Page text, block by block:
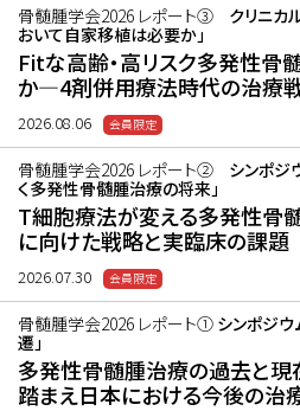
骨髄腫学会2026 レポート③
クリニカ
おいて自家移植は必要か」
Fitな高齢・高リスク多発性骨
か―4剤併用療法時代の治療
2026.08.06
骨髄腫学会2026 レポート②
シンポジ
く多発性骨髄腫治療の将来」
T細胞療法が変える多発性
に向けた戦略と実臨床の課題
2026.07.30
骨髄腫学会2026 レポート① シンポジ
遷」
多発性骨髄腫治療の過去と現
踏まえ日本における今後の治